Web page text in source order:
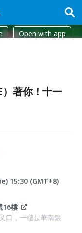
Open with app
著你！十一
15:30 (GMT+8)
16樓
口，一樓是華南銀